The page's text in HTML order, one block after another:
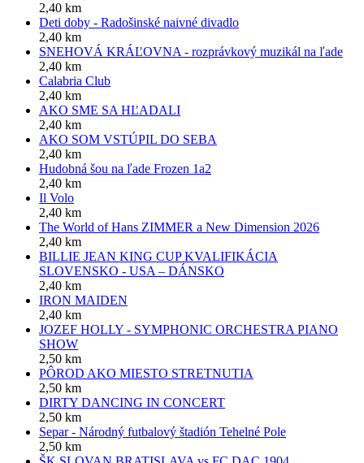
2,40 km
Deti doby - Radošinské naivné divadlo
2,40 km
SNEHOVÁ KRÁĽOVNA - rozprávkový muzikál na ľade
2,40 km
Calabria Club
2,40 km
AKO SME SA HĽADALI
2,40 km
AKO SOM VSTÚPIL DO SEBA
2,40 km
Hudobná šou na ľade Frozen 1a2
2,40 km
Il Volo
2,40 km
The World of Hans ZIMMER a New Dimension 2026
2,40 km
BILLIE JEAN KING CUP KVALIFIKÁCIA
SLOVENSKO - USA – DÁNSKO
2,40 km
IRON MAIDEN
2,40 km
JOZEF HOLLY - SYMPHONIC ORCHESTRA PIANO
SHOW
2,50 km
PÔROD AKO MIESTO STRETNUTIA
2,50 km
DIRTY DANCING IN CONCERT
2,50 km
Separ - Národný futbalový štadión Tehelné Pole
2,50 km